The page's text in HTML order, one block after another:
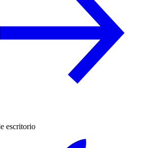
escritorio